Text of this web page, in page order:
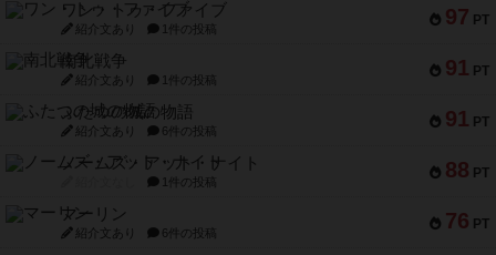
97 PT
ワン・トゥ・ファイブ
紹介文あり 1件の投稿
91 PT
南北戦争
紹介文あり 1件の投稿
91 PT
ふたつの城の物語
紹介文あり 6件の投稿
88 PT
ノームズ・アット・ナイト
1件の投稿
76 PT
マーリン
紹介文あり 6件の投稿